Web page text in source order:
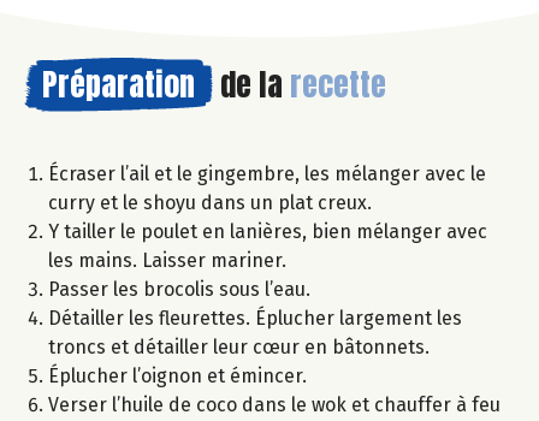
Préparation de la recette
Écraser l’ail et le gingembre, les mélanger avec le
curry et le shoyu dans un plat creux.
Y tailler le poulet en lanières, bien mélanger avec
les mains. Laisser mariner.
Passer les brocolis sous l’eau.
Détailler les fleurettes. Éplucher largement les
troncs et détailler leur cœur en bâtonnets.
Éplucher l’oignon et émincer.
Verser l’huile de coco dans le wok et chauffer à feu